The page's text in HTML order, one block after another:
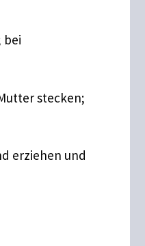
bei
stecken;
erziehen und